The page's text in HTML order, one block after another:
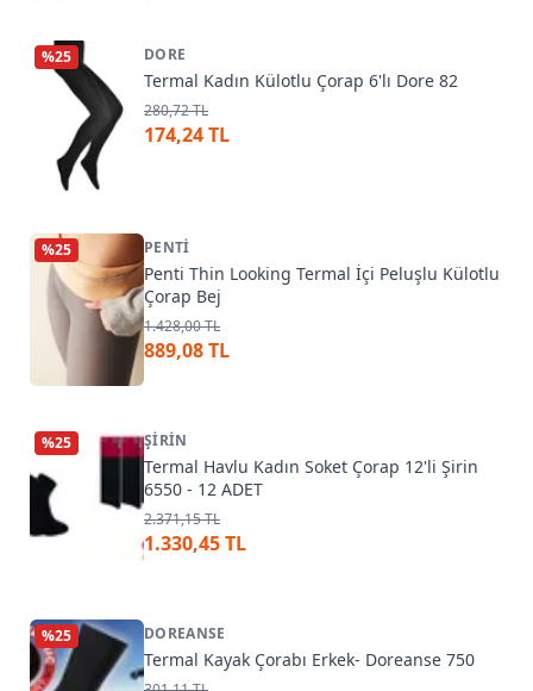
%25 DORE
Termal Kadın Külotlu Çorap 6'lı Dore 82
280,72 TL
174,24 TL
%25 PENTI
Penti Thin Looking Termal İçi Peluşlu Külotlu
Çorap Bej
1.428,00 TL
889,08 TL
%25 ŞIRIN
Termal Havlu Kadın Soket Çorap 12'li Şirin
6550 - 12 ADET
2.371,15 TL
1.330,45 TL
%25 DOREANSE
Termal Kayak Çorabı Erkek- Doreanse 750